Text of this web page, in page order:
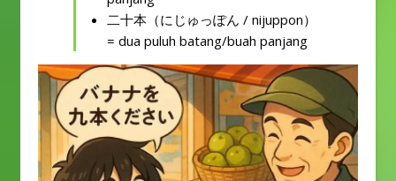
二十本（にじゅっぽん / nijuppon）
= dua puluh batang/buah panjang